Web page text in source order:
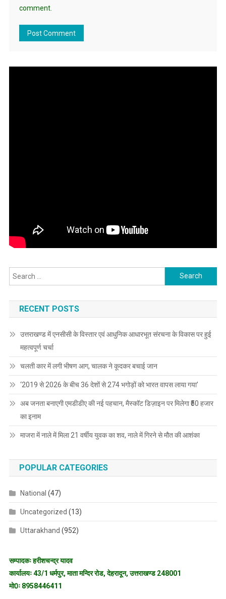
comment.
Search
for:
RECENT POSTS
उत्तराखण्ड में एनसीसी के विस्तार एवं आधुनिक आधारभूत संरचना के विकास पर हुई
महत्वपूर्ण चर्चा
चलती कार में लगी भीषण आग, चालक ने कूदकर बचाई जान
‘2019 से 2026 के बीच 36 देशों से 274 भगोड़ों को भारत वापस लाया गया’
अब जनता बनाएगी एमडीडीए की नई पहचान, मैस्कॉट डिज़ाइन पर मिलेगा ₹50 हजार
का इनाम
माजरा में नाले में मिला 21 वर्षीय युवक का शव, नाले में गिरने से मौत की आशंका
POPULAR CATEGORIES
National (47)
Uncategorized (13)
Uttarakhand (952)
सम्पादकः हरीशचन्द्र यादव
कार्यालयः 43/1 धर्मपुर, माता मन्दिर रोड, देहरादून, उत्तराखण्ड 248001
मो0ः 8958446411